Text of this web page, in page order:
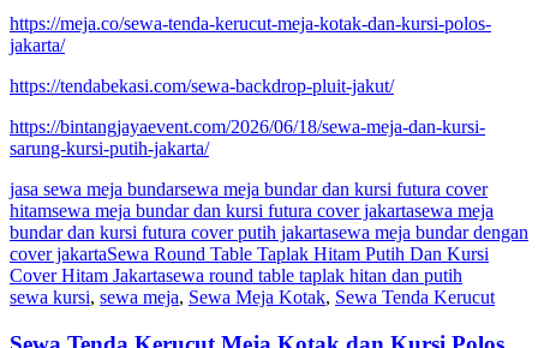
https://meja.co/sewa-tenda-kerucut-meja-kotak-dan-kursi-polos-
jakarta/
https://tendabekasi.com/sewa-backdrop-pluit-jakut/
https://bintangjayaevent.com/2026/06/18/sewa-meja-dan-kursi-
sarung-kursi-putih-jakarta/
jasa sewa meja bundarsewa meja bundar dan kursi futura cover
hitamsewa meja bundar dan kursi futura cover jakartasewa meja
bundar dan kursi futura cover putih jakartasewa meja bundar dengan
cover jakartaSewa Round Table Taplak Hitam Putih Dan Kursi
Cover Hitam Jakartasewa round table taplak hitan dan putih
sewa kursi, sewa meja, Sewa Meja Kotak, Sewa Tenda Kerucut